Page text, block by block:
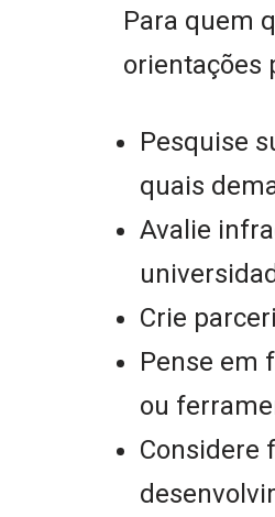
Para quem
orientações
Pesquise
quais
Avalie
Crie
Pense em
ou
Considere